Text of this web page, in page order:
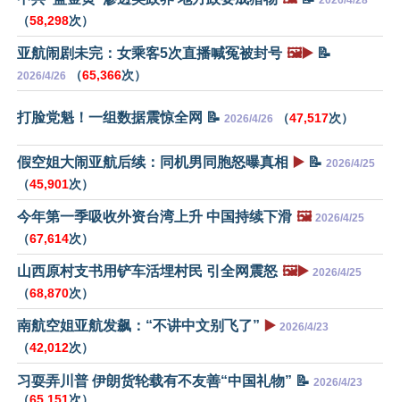
（58,298次）
亚航闹剧未完：女乘客5次直播喊冤被封号 🖼️▶️ 📝
2026/4/26 （65,366次）
打脸党魁！一组数据震惊全网 📝 2026/4/26 （47,517次）
假空姐大闹亚航后续：同机男同胞怒曝真相 ▶️ 📝 2026/4/25
（45,901次）
今年第一季吸收外资台湾上升 中国持续下滑 🖼️ 2026/4/25
（67,614次）
山西原村支书用铲车活埋村民 引全网震怒 🖼️▶️ 2026/4/25
（68,870次）
南航空姐亚航发飙：“不讲中文别飞了” ▶️ 2026/4/23
（42,012次）
习耍弄川普 伊朗货轮载有不友善“中国礼物” 📝 2026/4/23